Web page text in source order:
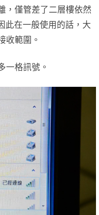
，僅管差了二層樓依然
此在一般使用的話，大
收範圍。
一格訊號。